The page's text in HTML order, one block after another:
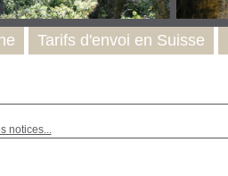
notices...
Tarifs d'envoi en Suisse